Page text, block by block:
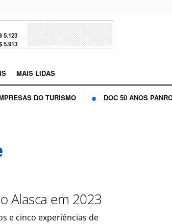
5.123
5.913
MAIS LIDAS
DO TURISMO DOC 50 ANOS
Alasca em 2023
e cinco experiências de